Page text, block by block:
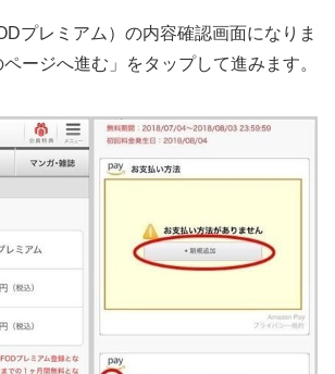
プレミアム）の内容確認画面になりま
ージへ進む」をタップして進みます。